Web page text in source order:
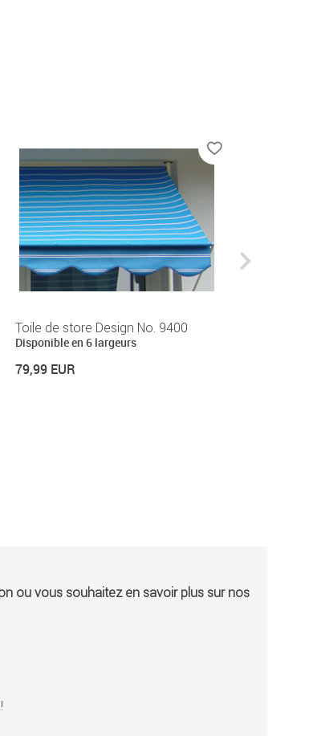
Toile de store Design No. 9400
Disponible en 6 largeurs
79,99 EUR
ou vous souhaitez en savoir plus sur nos